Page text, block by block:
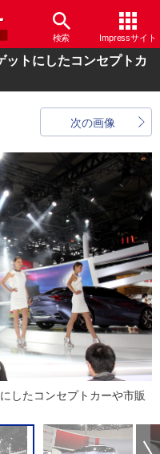
検索 Impressサイト
ットにしたコンセプトカ
次の画像
したコンセプトカーや市販